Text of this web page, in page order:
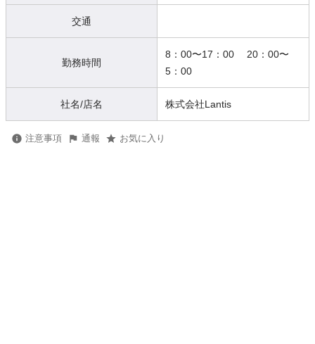
交通
勤務時間
8：00〜17：00 20：00〜
5：00
社名/店名 株式会社Lantis
注意事項 通報 お気に入り